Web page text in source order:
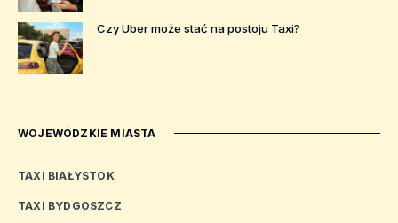
Czy Uber może stać na postoju Taxi?
WOJEWÓDZKIE MIASTA
TAXI BIAŁYSTOK
TAXI BYDGOSZCZ